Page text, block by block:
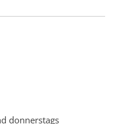
donnerstags